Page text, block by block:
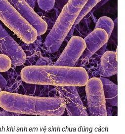
khi anh em vệ sinh chưa đúng cách